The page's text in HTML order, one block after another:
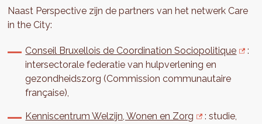
Naast Perspective zijn de partners van het netwerk Care
in the City:
Conseil Bruxellois de Coordination Sociopolitique
:
intersectorale federatie van hulpverlening en
gezondheidszorg (Commission communautaire
française),
Kenniscentrum Welzijn, Wonen en Zorg
: studie,